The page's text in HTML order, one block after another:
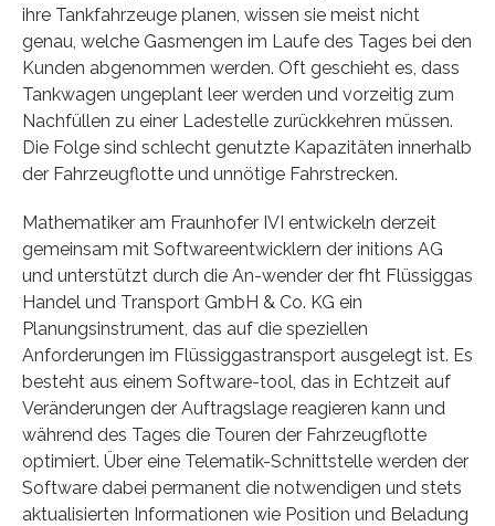
ihre Tankfahrzeuge planen, wissen sie meist nicht
genau, welche Gasmengen im Laufe des Tages bei den
Kunden abgenommen werden. Oft geschieht es, dass
Tankwagen ungeplant leer werden und vorzeitig zum
Nachfüllen zu einer Ladestelle zurückkehren müssen.
Die Folge sind schlecht genutzte Kapazitäten innerhalb
der Fahrzeugflotte und unnötige Fahrstrecken.
Mathematiker am Fraunhofer IVI entwickeln derzeit
gemeinsam mit Softwareentwicklern der initions AG
und unterstützt durch die An-wender der fht Flüssiggas
Handel und Transport GmbH & Co. KG ein
Planungsinstrument, das auf die speziellen
Anforderungen im Flüssiggastransport ausgelegt ist. Es
besteht aus einem Software-tool, das in Echtzeit auf
Veränderungen der Auftragslage reagieren kann und
während des Tages die Touren der Fahrzeugflotte
optimiert. Über eine Telematik-Schnittstelle werden der
Software dabei permanent die notwendigen und stets
aktualisierten Informationen wie Position und Beladung